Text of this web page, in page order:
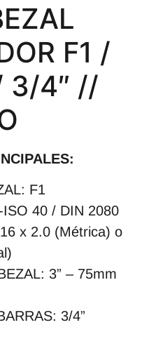
F1 /
3/4″ //
F1
40 / DIN 2080
x 2.0 (Métrica) o
3” – 75mm
3/4”